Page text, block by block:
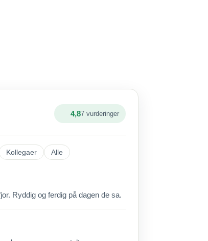
4,87 vurderinger
Kollegaer Alle
Ryddig og ferdig på dagen de sa.